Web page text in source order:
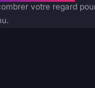
votre regard